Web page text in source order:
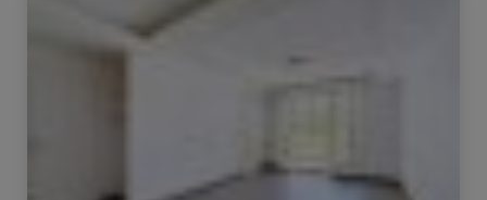
Venda Apartamento Villeurbanne 2 Quartos 35.38 m²